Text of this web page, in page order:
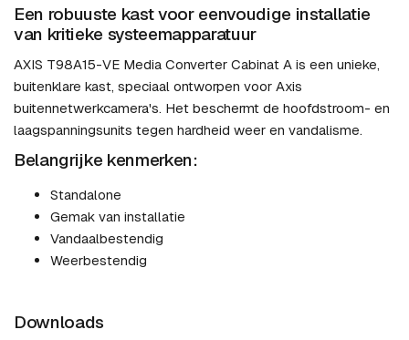
Een robuuste kast voor eenvoudige installatie
van kritieke systeemapparatuur
AXIS T98A15-VE Media Converter Cabinat A is een unieke,
buitenklare kast, speciaal ontworpen voor Axis
buitennetwerkcamera's. Het beschermt de hoofdstroom- en
laagspanningsunits tegen hardheid weer en vandalisme.
Belangrijke kenmerken:
Standalone
Gemak van installatie
Vandaalbestendig
Weerbestendig
Downloads